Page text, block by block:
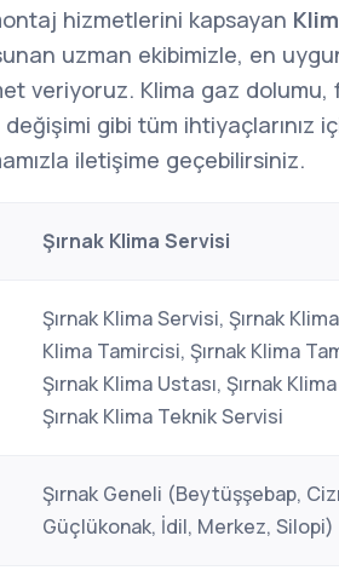
hizmetlerini kapsayan
uzman ekibimizle, en
veriyoruz. Klima gaz dolumu,
gibi tüm ihtiyaçlarınız
iletişime geçebilirsiniz.
Şırnak Klima Servisi
Şırnak Klima Servisi, Şırnak
Klima Tamircisi, Şırnak Klima
Şırnak Klima Ustası, Şırnak
Şırnak Klima Teknik Servisi
Şırnak Geneli (Beytüşşebap,
Güçlükonak, İdil, Merkez, Silopi)